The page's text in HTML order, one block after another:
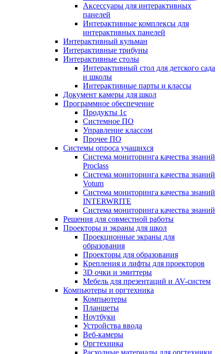
Аксессуары для интерактивных
панелей
Интерактивные комплексы для
интерактивных панелей
Интерактивный кульман
Интерактивные трибуны
Интерактивные столы
Интерактивный стол для детского сада
и школы
Интерактивные парты и классы
Документ камеры для школ
Программное обеспечение
Продукты 1с
Системное ПО
Управление классом
Прочее ПО
Системы опроса учащихся
Система мониторинга качества знаний
Proclass
Система мониторинга качества знаний
Votum
Система мониторинга качества знаний
INTERWRITE
Система мониторинга качества знаний
Решения для совместной работы
Проекторы и экраны для школ
Проекционные экраны для
образования
Проекторы для образования
Крепления и лифты для проекторов
3D очки и эмиттеры
Мебель для презентаций и AV-систем
Компьютеры и оргтехника
Компьютеры
Планшеты
Ноутбуки
Устройства ввода
Веб-камеры
Оргтехника